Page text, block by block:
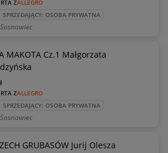
ZALLEGRO
SPRZEDAJĄCY: OSOBA PRYWATNA
Sosnowiec
MAKOTA Cz.1 Małgorzata
ZALLEGRO
SPRZEDAJĄCY: OSOBA PRYWATNA
Sosnowiec
GRUBASÓW Jurij Olesza